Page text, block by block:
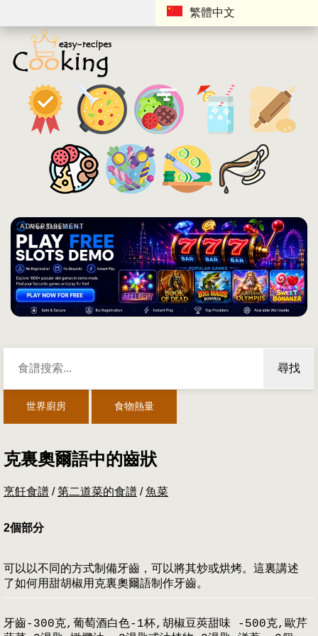
繁體中文
ADVERTISEMENT
尋找
世界廚房 食物熱量
克裏奧爾語中的齒狀
烹飪食譜 /第二道菜的食譜 /魚菜
2個部分
可以以不同的方式制備牙齒，可以將其炒或烘烤。這裏講述
了如何用甜胡椒用克裏奧爾語制作牙齒。
牙齒-300克,葡萄酒白色-1杯,胡椒豆莢甜味 -500克,歐芹